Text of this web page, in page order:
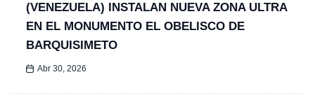
(VENEZUELA) INSTALAN NUEVA ZONA ULTRA
EN EL MONUMENTO EL OBELISCO DE
BARQUISIMETO
Abr 30, 2026